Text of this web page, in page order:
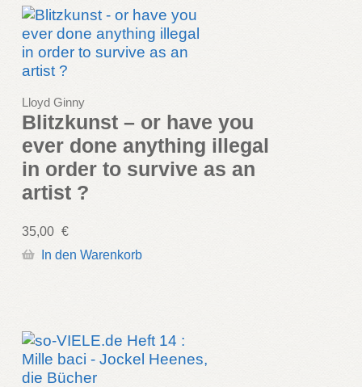
Lloyd Ginny
Blitzkunst – or have you
ever done anything illegal
in order to survive as an
artist ?
35,00 €
In den Warenkorb